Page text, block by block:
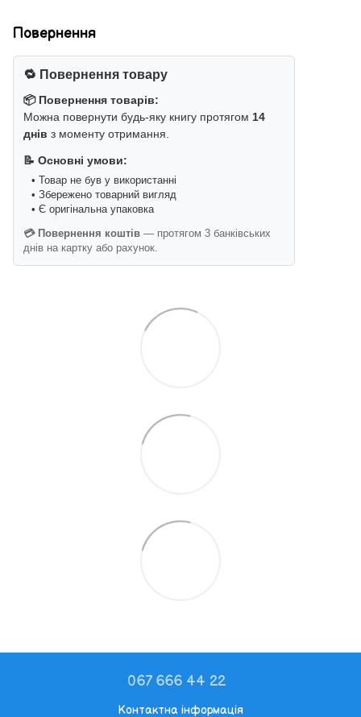
Повернення
🔁 Повернення товару
📦 Повернення товарів:
Можна повернути будь-яку книгу протягом 14
днів з моменту отримання.
📝 Основні умови:
• Товар не був у використанні
• Збережено товарний вигляд
• Є оригінальна упаковка
💳 Повернення коштів — протягом 3 банківських
днів на картку або рахунок.
067 666 44 22
Контактна інформація